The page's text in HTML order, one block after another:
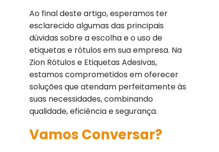
Ao final deste artigo, esperamos ter
esclarecido algumas das principais
dúvidas sobre a escolha e o uso de
etiquetas e rótulos em sua empresa. Na
Zion Rótulos e Etiquetas Adesivas,
estamos comprometidos em oferecer
soluções que atendam perfeitamente às
suas necessidades, combinando
qualidade, eficiência e segurança.
Vamos Conversar?